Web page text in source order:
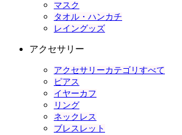
マスク
タオル・ハンカチ
レイングッズ
アクセサリー
アクセサリーカテゴリすべて
ピアス
イヤーカフ
リング
ネックレス
ブレスレット